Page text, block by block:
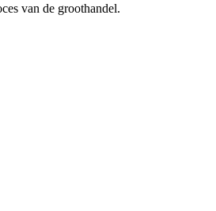
van de groothandel.